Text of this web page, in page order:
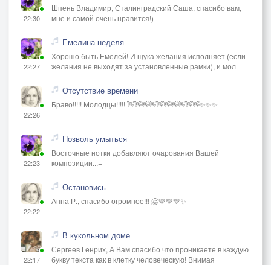
22:30
Шпень Владимир, Сталинградский Саша, спасибо вам,
мне и самой очень нравится!)
22:27
Емелина неделя
Хорошо быть Емелей! И щука желания исполняет (если
желания не выходят за установленные рамки), и мол
22:26
Отсутствие времени
Браво!!!!! Молодцы!!!!! 👋👋👋👋👋👋👋👋👋👋✨✨✨
22:23
Позволь умыться
Восточные нотки добавляют очарования Вашей
композиции...+
22:22
Остановись
Анна Р., спасибо огромное!!! 🤗💛💛💛✨
22:17
В кукольном доме
Сергеев Генрих, А Вам спасибо что проникаете в каждую
букву текста как в клетку человеческую! Внимая